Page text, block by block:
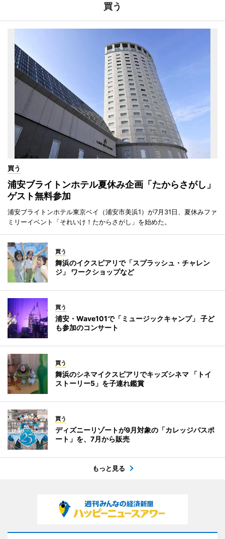
買う
買う
浦安ブライトンホテル夏休み企画「たからさがし」
ゲスト無料参加
浦安ブライトンホテル東京ベイ（浦安市美浜1）が7月31日、夏休みファ
ミリーイベント「それいけ！たからさがし」を始めた。
買う
舞浜のイクスピアリで「スプラッシュ・チャレン
ジ」 ワークショップなど
買う
浦安・Wave101で「ミュージックキャンプ」 子ど
も参加のコンサート
買う
舞浜のシネマイクスピアリでキッズシネマ 「トイ
ストーリー5」を子連れ鑑賞
買う
ディズニーリゾートが9月対象の「カレッジパスポ
ート」を、7月から販売
もっと見る